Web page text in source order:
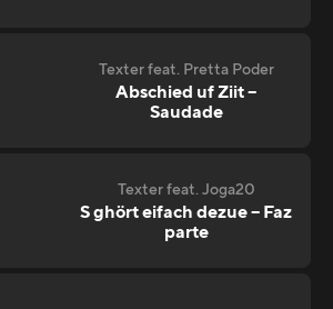
Texter feat. Pretta Poder
Abschied uf Ziit –
Saudade
Texter feat. Joga20
S ghört eifach dezue – Faz
parte